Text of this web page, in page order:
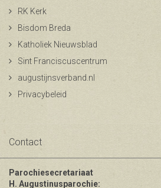
RK Kerk
Bisdom Breda
Katholiek Nieuwsblad
Sint Franciscuscentrum
augustijnsverband.nl
Privacybeleid
Contact
Parochiesecretariaat
H. Augustinusparochie: